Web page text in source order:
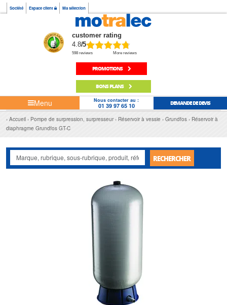
Société Espace client Ma sélection
customer rating
4.8/5
598 reviews More reviews
PROMOTIONS
BONS PLANS
Menu Nous contacter au :
01 39 97 65 10 DEMANDE DE DEVIS
Accueil Pompe de surpression, surpresseur Réservoir à vessie Grundfos
Réservoir à
diaphragme Grundfos GT-C
RECHERCHER